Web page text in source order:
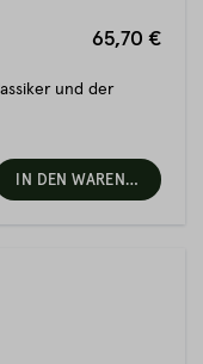
65,70 €
und der
IN DEN WARENKORB